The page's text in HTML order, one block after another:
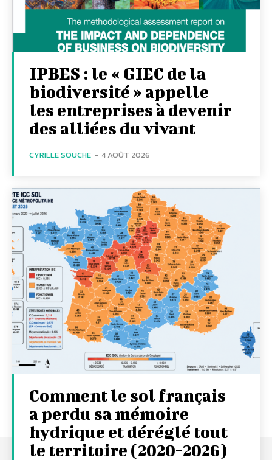
IPBES : le « GIEC de la
biodiversité » appelle
les entreprises à devenir
des alliées du vivant
CYRILLE SOUCHE - 4 AOÛT 2026
Comment le sol français
a perdu sa mémoire
hydrique et déréglé tout
le territoire (2020-2026)